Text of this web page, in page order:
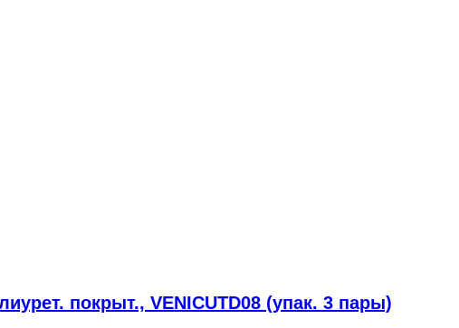
покрыт., VENICUTD08 (упак. 3 пары)